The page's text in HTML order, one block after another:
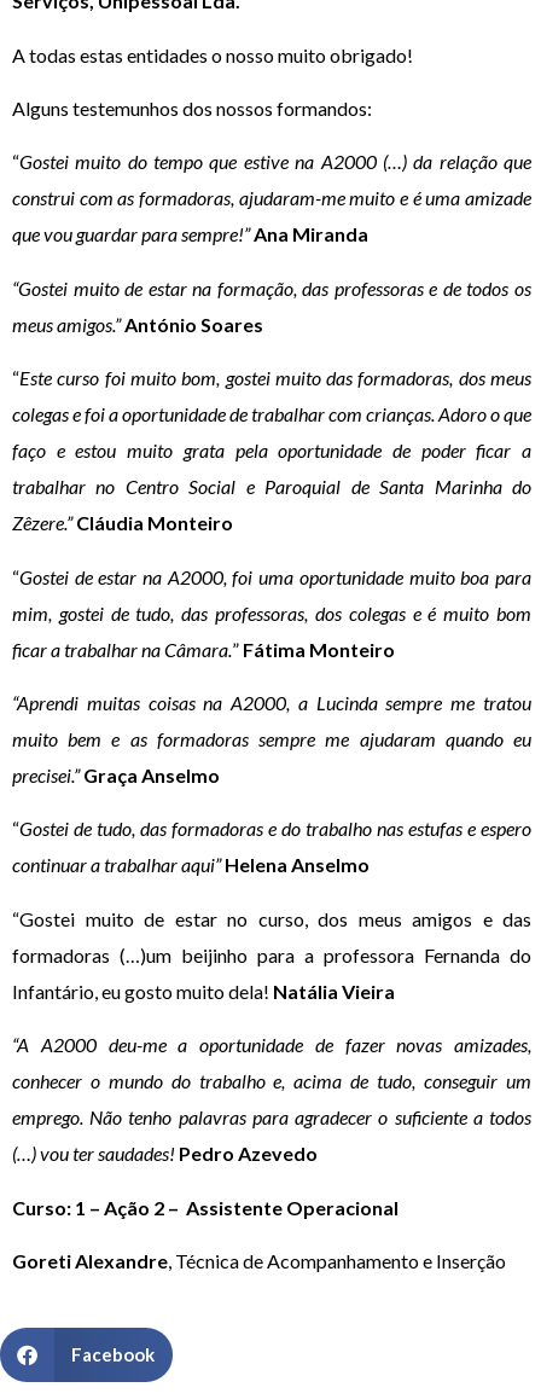
A todas estas entidades o nosso muito obrigado!
Alguns testemunhos dos nossos formandos:
“Gostei muito do tempo que estive na A2000 (…) da relação que
construi com as formadoras, ajudaram-me muito e é uma amizade
que vou guardar para sempre!”Ana Miranda
“Gostei muito de estar na formação, das professoras e de todos os
meus amigos.”António Soares
“Este curso foi muito bom, gostei muito das formadoras, dos meus
colegas e foi a oportunidade de trabalhar com crianças. Adoro o que
faço e estou muito grata pela oportunidade de poder ficar a
trabalhar no Centro Social e Paroquial de Santa Marinha do
Zêzere.”Cláudia Monteiro
“Gostei de estar na A2000, foi uma oportunidade muito boa para
mim, gostei de tudo, das professoras, dos colegas e é muito bom
ficar a trabalhar na Câmara. ” Fátima Monteiro
“Aprendi muitas coisas na A2000, a Lucinda sempre me tratou
muito bem e as formadoras sempre me ajudaram quando eu
precisei.” Graça Anselmo
“Gostei de tudo, das formadoras e do trabalho nas estufas e espero
continuar a trabalhar aqui” Helena Anselmo
“Gostei muito de estar no curso, dos meus amigos e das
formadoras (…)um beijinho para a professora Fernanda do
Infantário, eu gosto muito dela! Natália Vieira
“A A2000 deu-me a oportunidade de fazer novas amizades,
conhecer o mundo do trabalho e, acima de tudo, conseguir um
emprego. Não tenho palavras para agradecer o suficiente a todos
(…) vou ter saudades! Pedro Azevedo
Curso: 1 – Ação 2 – Assistente Operacional
Goreti Alexandre, Técnica de Acompanhamento e Inserção
Facebook